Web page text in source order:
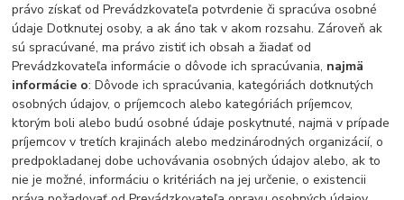
právo získať od Prevádzkovateľa potvrdenie či spracúva osobné
údaje Dotknutej osoby, a ak áno tak v akom rozsahu. Zároveň ak
sú spracúvané, ma právo zistiť ich obsah a žiadať od
Prevádzkovateľa informácie o dôvode ich spracúvania, najmä
informácie o: Dôvode ich spracúvania, kategóriách dotknutých
osobných údajov, o príjemcoch alebo kategóriách príjemcov,
ktorým boli alebo budú osobné údaje poskytnuté, najmä v prípade
príjemcov v tretích krajinách alebo medzinárodných organizácií, o
predpokladanej dobe uchovávania osobných údajov alebo, ak to
nie je možné, informáciu o kritériách na jej určenie, o existencii